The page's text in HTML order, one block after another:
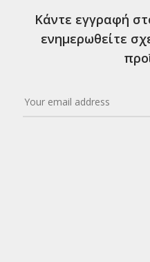
Κάντε εγγραφή
ενημερωθείτε